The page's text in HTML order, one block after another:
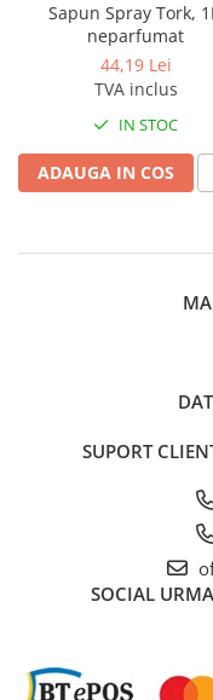
Sapun Spray Tork,
neparfumat
44,19 Lei
TVA inclus
IN STOC
ADAUGA IN COS
SUPORT
SOCIAL